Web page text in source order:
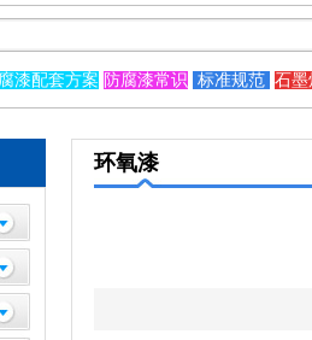
漆配套方案 防腐漆常识 标准规范 石墨
环氧漆